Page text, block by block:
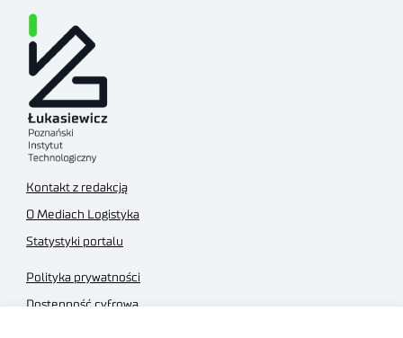
Kontakt z redakcją
O Mediach Logistyka
Statystyki portalu
Polityka prywatności
Dostępność cyfrowa